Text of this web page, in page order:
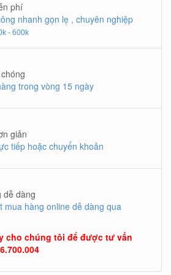
phí
nhanh gọn lẹ , chuyên nghiệp
- 600k
trong vòng 15 ngày
giản
tiếp hoặc chuyển khoản
dễ dàng
mua hàng online dễ dàng qua
cho chúng tôi để được tư vấn